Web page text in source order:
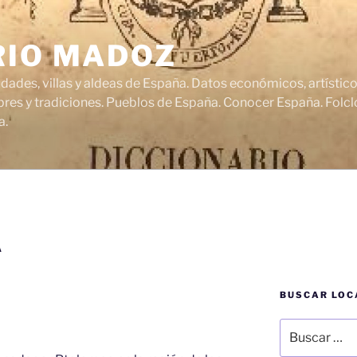
MADOZ
villas y aldeas de España. Datos económicos,
y tradiciones. Pueblos de España. Conocer España.
BUSCAR
por: